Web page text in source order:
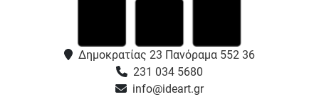
Δημοκρατίας 23 Πανόραμα 552 36
231 034 5680
info@ideart.gr